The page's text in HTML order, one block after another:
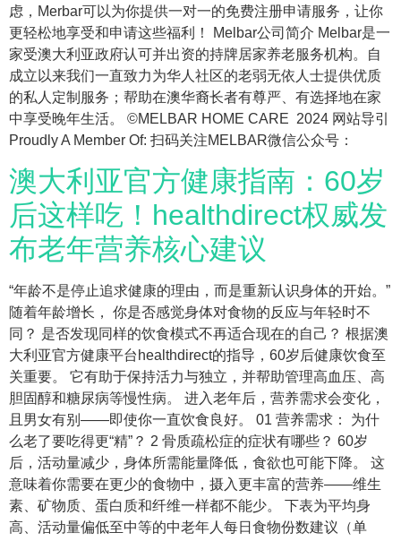
虑，Merbar可以为你提供一对一的免费注册申请服务，让你
更轻松地享受和申请这些福利！ Melbar公司简介 Melbar是一
家受澳大利亚政府认可并出资的持牌居家养老服务机构。自
成立以来我们一直致力为华人社区的老弱无依人士提供优质
的私人定制服务；帮助在澳华裔长者有尊严、有选择地在家
中享受晚年生活。 ©MELBAR HOME CARE 2024 网站导引
Proudly A Member Of: 扫码关注MELBAR微信公众号：
澳大利亚官方健康指南：60岁
后这样吃！healthdirect权威发
布老年营养核心建议
“年龄不是停止追求健康的理由，而是重新认识身体的开始。”
随着年龄增长， 你是否感觉身体对食物的反应与年轻时不
同？ 是否发现同样的饮食模式不再适合现在的自己？ 根据澳
大利亚官方健康平台healthdirect的指导，60岁后健康饮食至
关重要。 它有助于保持活力与独立，并帮助管理高血压、高
胆固醇和糖尿病等慢性病。 进入老年后，营养需求会变化，
且男女有别——即使你一直饮食良好。 01 营养需求： 为什
么老了要吃得更“精”？ 2 骨质疏松症的症状有哪些？ 60岁
后，活动量减少，身体所需能量降低，食欲也可能下降。 这
意味着你需要在更少的食物中，摄入更丰富的营养——维生
素、矿物质、蛋白质和纤维一样都不能少。 下表为平均身
高、活动量偏低至中等的中老年人每日食物份数建议（单